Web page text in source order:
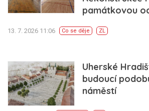
památkovou
13. 7. 2026 11:06 Co se děje ZL
Uherské
budoucí
náměstí